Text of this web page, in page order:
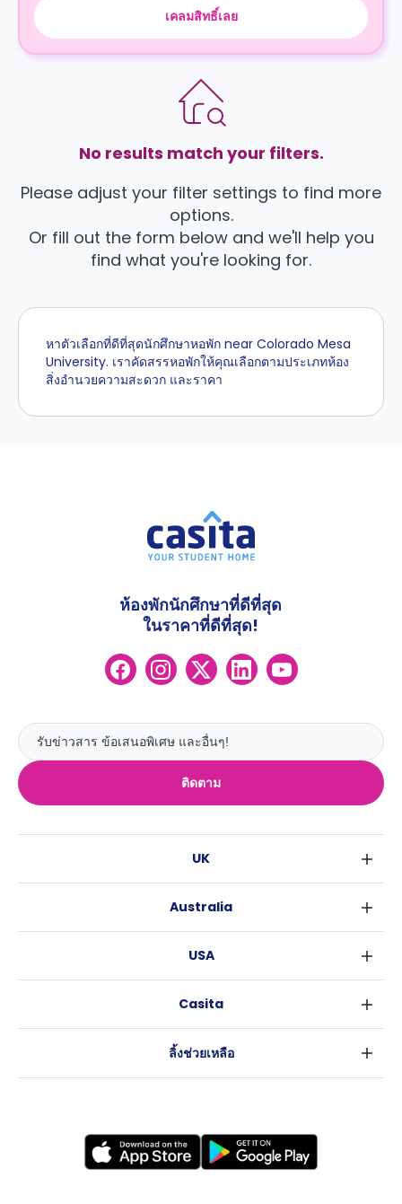
เคลมสิทธิ์เลย
No results match your filters.
Please adjust your filter settings to find more
options.
Or fill out the form below and we'll help you
find what you're looking for.
หาตัวเลือกที่ดีที่สุดนักศึกษาหอพัก near Colorado Mesa
University. เราคัดสรรหอพักให้คุณเลือกตามประเภทห้อง
สิ่งอำนวยความสะดวก และราคา
ติดตาม
ห้องพักนักศึกษาที่ดีที่สุด
ในราคาที่ดีที่สุด!
UK
เอดินเบอระ
ลีดส์
โคเวนทรี
เลสเตอร์
Australia
บริสเบน
อะเดลายด์
USA
แอตแลนตา
Casita
ลิ้งช่วยเหลือ